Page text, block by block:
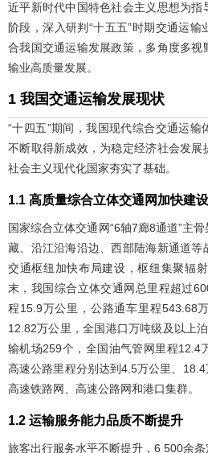
近平新时代中国特色社会主义思想为指
阶段，深入研判“十五五”时期交通运
合我国交通运输发展政策，多角度多视
输业高质量发展。
1 我国交通运输发展现状
“十四五”期间，我国现代综合交通运
不断取得新成效，为稳定经济社会发
社会主义现代化国家夯实了基础。
1.1 高质量综合立体交通网加快建设
国家综合立体交通网“6轴7廊8通道”主
藏、沿江沿海沿边、西部陆海新通道等
交通枢纽加快布局建设，枢纽集聚辐
末，我国综合立体交通网总里程超过
程15.9万公里，公路通车里程543.68
12.82万公里，全国港口万吨级及以上
输机场259个，全国油气管网里程12.4
高速公路里程分别达到4.5万公里、18.4
高速铁路网、高速公路网和港口集群。
1.2 运输服务能力品质不断提升
旅客出行服务水平不断提升，6 500余